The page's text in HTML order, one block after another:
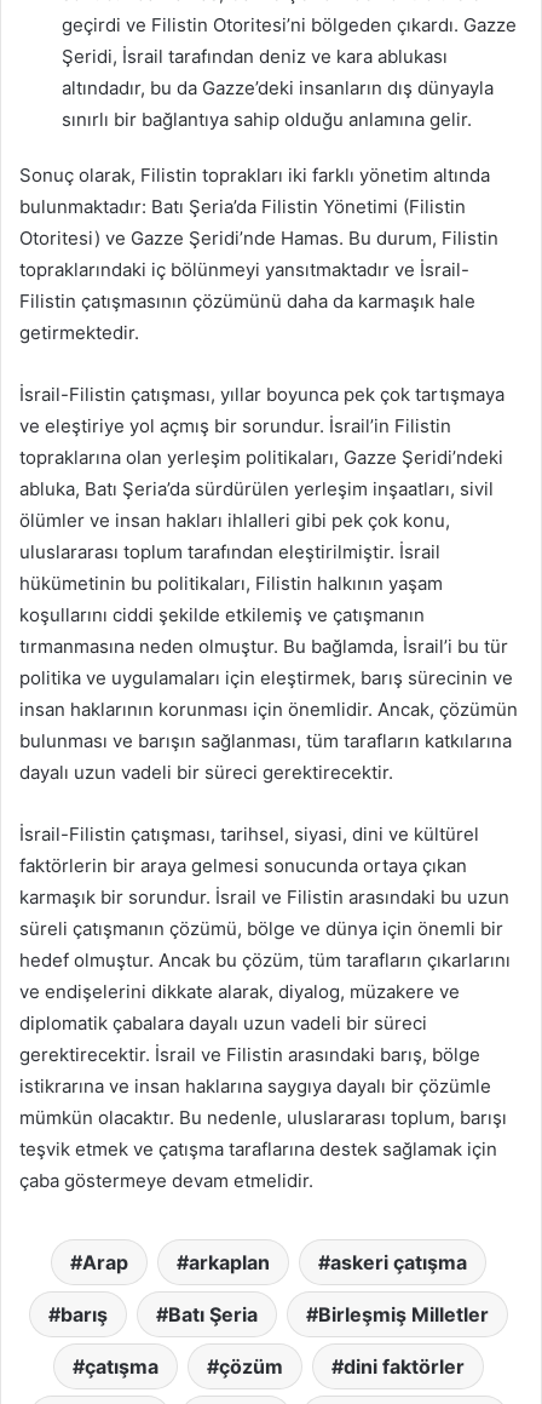
geçirdi ve Filistin Otoritesi’ni bölgeden çıkardı. Gazze
Şeridi, İsrail tarafından deniz ve kara ablukası
altındadır, bu da Gazze’deki insanların dış dünyayla
sınırlı bir bağlantıya sahip olduğu anlamına gelir.
Sonuç olarak, Filistin toprakları iki farklı yönetim altında
bulunmaktadır: Batı Şeria’da Filistin Yönetimi (Filistin
Otoritesi) ve Gazze Şeridi’nde Hamas. Bu durum, Filistin
topraklarındaki iç bölünmeyi yansıtmaktadır ve İsrail-
Filistin çatışmasının çözümünü daha da karmaşık hale
getirmektedir.
İsrail-Filistin çatışması, yıllar boyunca pek çok tartışmaya
ve eleştiriye yol açmış bir sorundur. İsrail’in Filistin
topraklarına olan yerleşim politikaları, Gazze Şeridi’ndeki
abluka, Batı Şeria’da sürdürülen yerleşim inşaatları, sivil
ölümler ve insan hakları ihlalleri gibi pek çok konu,
uluslararası toplum tarafından eleştirilmiştir. İsrail
hükümetinin bu politikaları, Filistin halkının yaşam
koşullarını ciddi şekilde etkilemiş ve çatışmanın
tırmanmasına neden olmuştur. Bu bağlamda, İsrail’i bu tür
politika ve uygulamaları için eleştirmek, barış sürecinin ve
insan haklarının korunması için önemlidir. Ancak, çözümün
bulunması ve barışın sağlanması, tüm tarafların katkılarına
dayalı uzun vadeli bir süreci gerektirecektir.
İsrail-Filistin çatışması, tarihsel, siyasi, dini ve kültürel
faktörlerin bir araya gelmesi sonucunda ortaya çıkan
karmaşık bir sorundur. İsrail ve Filistin arasındaki bu uzun
süreli çatışmanın çözümü, bölge ve dünya için önemli bir
hedef olmuştur. Ancak bu çözüm, tüm tarafların çıkarlarını
ve endişelerini dikkate alarak, diyalog, müzakere ve
diplomatik çabalara dayalı uzun vadeli bir süreci
gerektirecektir. İsrail ve Filistin arasındaki barış, bölge
istikrarına ve insan haklarına saygıya dayalı bir çözümle
mümkün olacaktır. Bu nedenle, uluslararası toplum, barışı
teşvik etmek ve çatışma taraflarına destek sağlamak için
çaba göstermeye devam etmelidir.
Arap arkaplan askeri çatışma
barış Batı Şeria Birleşmiş Milletler
çatışma çözüm dini faktörler